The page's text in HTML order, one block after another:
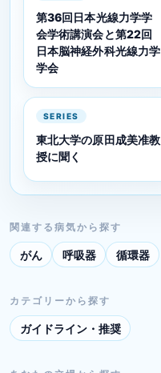
第36回日本光線力学学
会学術講演会と第22回
日本脳神経外科光線力学
学会
SERIES
東北大学の原田成美准教
授に聞く
関連する病気から探す
がん 呼吸器 循環器
カテゴリーから探す
ガイドライン・推奨